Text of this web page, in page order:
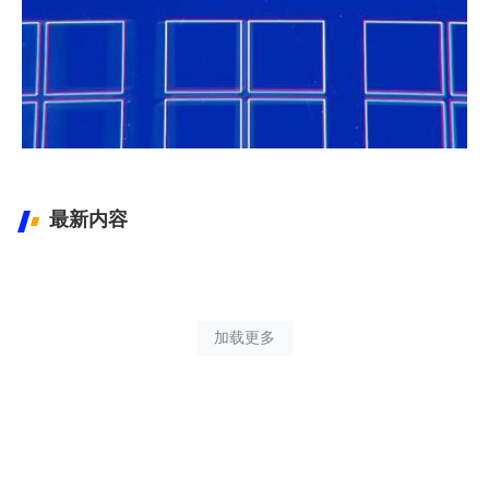
Windows 最新镜像下载
Windows XP-11镜像下载
最新内容
加载更多